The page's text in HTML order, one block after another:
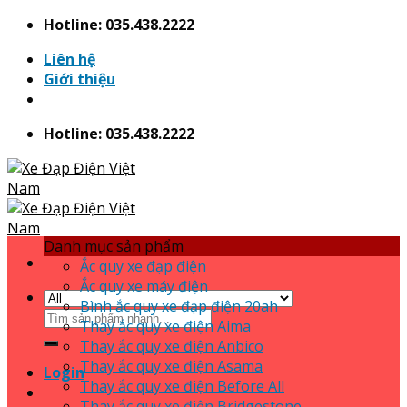
Skip
content
Hotline: 035.438.2222
Liên hệ
Giới thiệu
Hotline: 035.438.2222
Search
for:
Login
Danh mục sản phẩm
Ắc quy xe đạp điện
Ắc quy xe máy điện
Bình ắc quy xe đạp điện 20ah
Thay ắc quy xe điện Aima
Thay ắc quy xe điện Anbico
Thay ắc quy xe điện Asama
Thay ắc quy xe điện Before All